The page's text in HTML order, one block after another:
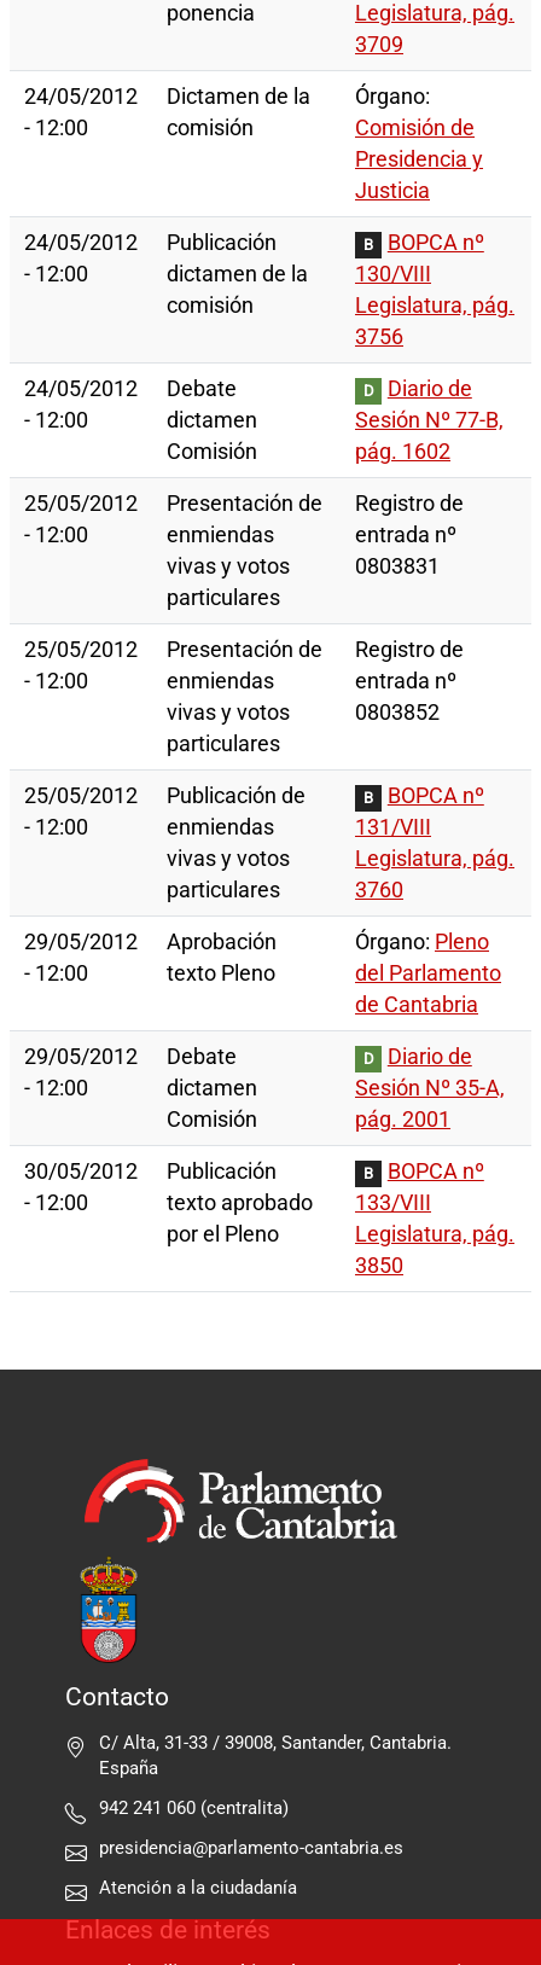
ponencia
Legislatura, pág.
3709
24/05/2012
- 12:00
Dictamen de la
comisión
Órgano:
Comisión de
Presidencia y
Justicia
24/05/2012
- 12:00
Publicación
dictamen de la
comisión
B
BOPCA nº
130/VIII
Legislatura, pág.
3756
24/05/2012
- 12:00
Debate
dictamen
Comisión
D
Diario de
Sesión Nº 77-B,
pág. 1602
25/05/2012
- 12:00
Presentación de
enmiendas
vivas y votos
particulares
Registro de
entrada nº
0803831
25/05/2012
- 12:00
Presentación de
enmiendas
vivas y votos
particulares
Registro de
entrada nº
0803852
25/05/2012
- 12:00
Publicación de
enmiendas
vivas y votos
particulares
B
BOPCA nº
131/VIII
Legislatura, pág.
3760
29/05/2012
- 12:00
Aprobación
texto Pleno
Órgano: Pleno
del Parlamento
de Cantabria
29/05/2012
- 12:00
Debate
dictamen
Comisión
D
Diario de
Sesión Nº 35-A,
pág. 2001
30/05/2012
- 12:00
Publicación
texto aprobado
por el Pleno
B
BOPCA nº
133/VIII
Legislatura, pág.
3850
Contacto
C/ Alta, 31-33 / 39008, Santander, Cantabria.
España
942 241 060 (centralita)
presidencia@parlamento-cantabria.es
Atención a la ciudadanía
Enlaces de interés